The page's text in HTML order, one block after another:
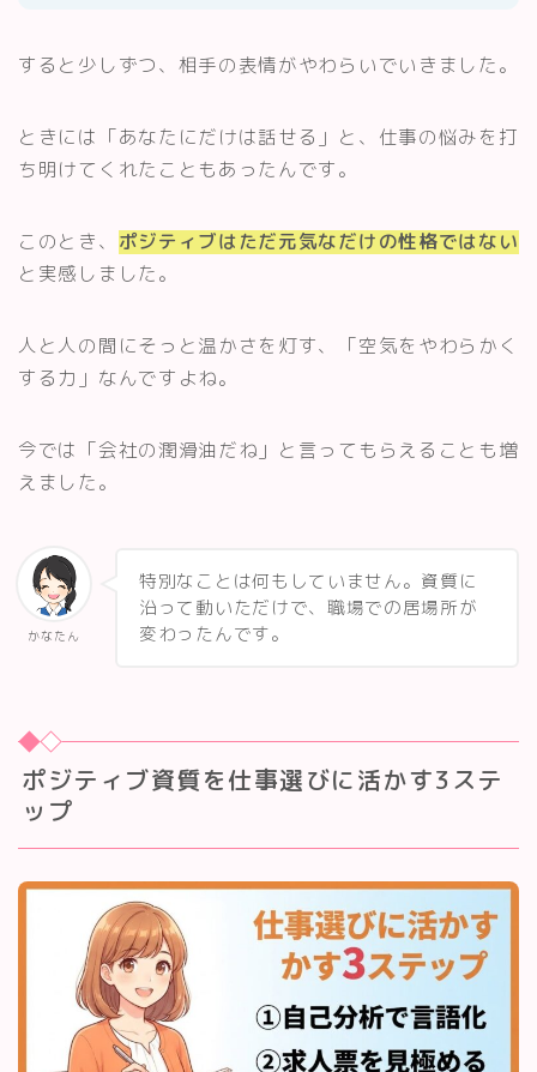
すると少しずつ、相手の表情がやわらいでいきました。
ときには「あなたにだけは話せる」と、仕事の悩みを打
ち明けてくれたこともあったんです。
このとき、 ポジティブはただ元気なだけの性格ではない
と実感しました。
人と人の間にそっと温かさを灯す、「空気をやわらかく
する力」なんですよね。
今では「会社の潤滑油だね」と言ってもらえることも増
えました。
かなたん
特別なことは何もしていません。資質に
沿って動いただけで、職場での居場所が
変わったんです。
ポジティブ資質を仕事選びに活かす3ステ
ップ